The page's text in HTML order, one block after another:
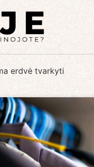
erdvė tvarkyti